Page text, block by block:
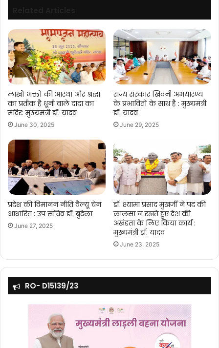
लाखों भक्तों की आस्था और श्रद्धा
का प्रतीक है धूनी वाले दादा का
मंदिर: मुख्यमंत्री डॉ. यादव
June 30, 2025
राज्य सरकार खिवनी अभयारण्य
के प्रभावितों के साथ है : मुख्यमंत्री
डॉ. यादव
June 29, 2025
प्रदेश की विमानन नीति वैल्यू चेन
आधारित : उप सचिव डॉ. बुंदेला
June 27, 2025
डॉ. श्यामा प्रसाद मुखर्जी ने पद की
लालसा न रखते हुए देश की
अखंडता के लिए किया कार्य :
मुख्यमंत्री डॉ. यादव
June 23, 2025
RO- D15139/23